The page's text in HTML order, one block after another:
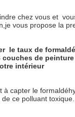
chez vous et
vous propose la
le taux de
de
intérieur
à capter le
ce polluant toxique.